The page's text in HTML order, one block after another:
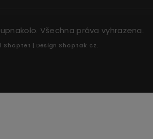
. Všechna práva vyhrazena.
Shoptet | Design Shoptak.cz.